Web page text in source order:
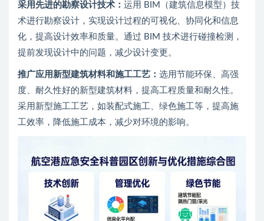
采用先进的勘察设计技术： 运用 BIM（建筑信息模型）技
术进行勘察设计，实现设计过程的可视化、协同化和信息
化，提高设计效率和质量。通过 BIM 技术进行碰撞检测，
提前发现设计中的问题，减少设计变更。
推广应用新型建筑材料和施工工艺： 选用节能环保、高强
度、耐久性好的新型建筑材料，提高工程质量和耐久性。
采用新型施工工艺，如装配式施工、绿色施工等，提高施
工效率，降低施工成本，减少对环境的影响。